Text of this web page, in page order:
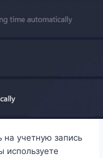
учетную запись
используете